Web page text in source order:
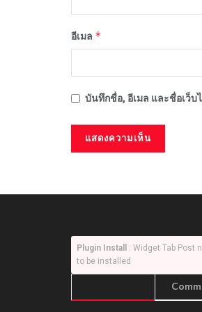
อีเมล *
บันทึกชื่อ, อีเมล และชื่อเว็
Plugin Install
: Widget Tab Post
to be installed